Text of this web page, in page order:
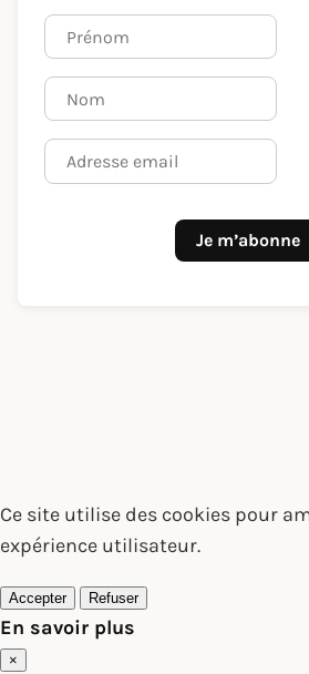
Je m’abonne
Ce site utilise des cookies pour
expérience utilisateur.
Accepter Refuser
En savoir plus
×